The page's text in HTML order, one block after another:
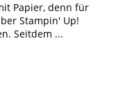
Papier, denn für
Stampin' Up!
Seitdem ...